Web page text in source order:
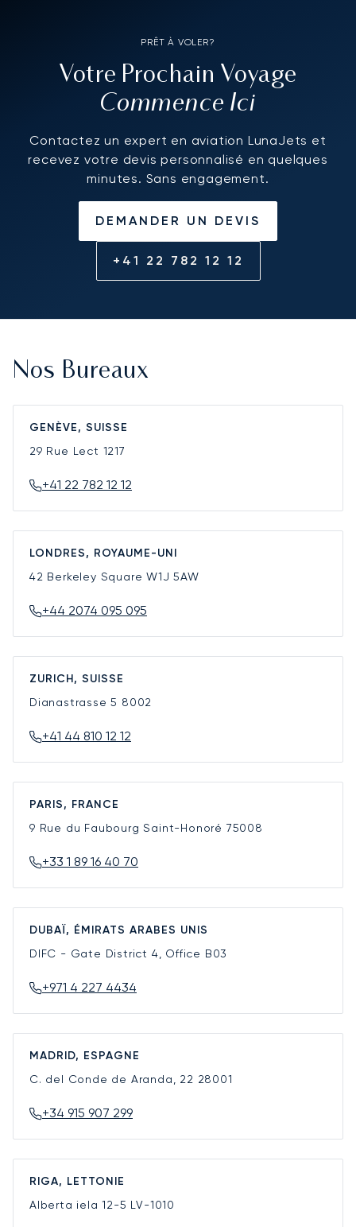
PRÊT À VOLER?
Votre Prochain Voyage
Commence Ici
Contactez un expert en aviation LunaJets et
recevez votre devis personnalisé en quelques
minutes. Sans engagement.
DEMANDER UN DEVIS
+41 22 782 12 12
Nos Bureaux
GENÈVE, SUISSE
29 Rue Lect 1217
+41 22 782 12 12
LONDRES, ROYAUME-UNI
42 Berkeley SquareW1J 5AW
+44 2074 095 095
ZURICH, SUISSE
Dianastrasse 5 8002
+41 44 810 12 12
PARIS, FRANCE
9 Rue du Faubourg Saint-Honoré 75008
+33 1 89 16 40 70
DUBAÏ, ÉMIRATS ARABES UNIS
DIFC - Gate District 4, Office B03
+971 4 227 4434
MADRID, ESPAGNE
C. del Conde de Aranda, 22 28001
+34 915 907 299
RIGA, LETTONIE
Alberta iela 12-5 LV-1010